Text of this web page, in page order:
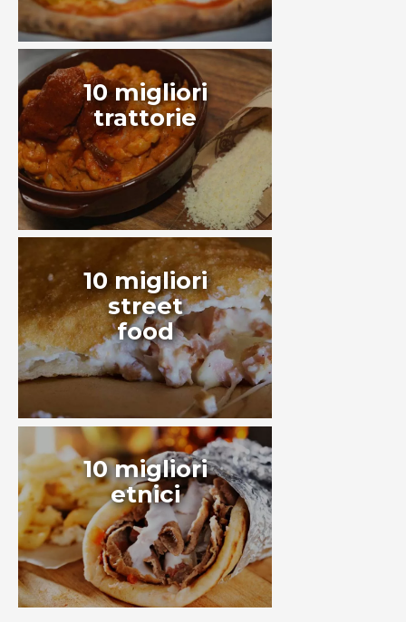
10 migliori
trattorie
10 migliori
street
food
10 migliori
etnici